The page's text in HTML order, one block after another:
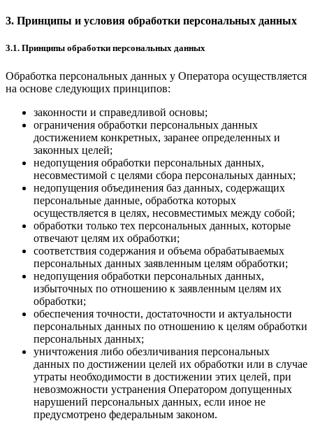
3. Принципы и условия обработки персональных данных
3.1. Принципы обработки персональных данных
Обработка персональных данных у Оператора осуществляется
на основе следующих принципов:
законности и справедливой основы;
ограничения обработки персональных данных
достижением конкретных, заранее определенных и
законных целей;
недопущения обработки персональных данных,
несовместимой с целями сбора персональных данных;
недопущения объединения баз данных, содержащих
персональные данные, обработка которых
осуществляется в целях, несовместимых между собой;
обработки только тех персональных данных, которые
отвечают целям их обработки;
соответствия содержания и объема обрабатываемых
персональных данных заявленным целям обработки;
недопущения обработки персональных данных,
избыточных по отношению к заявленным целям их
обработки;
обеспечения точности, достаточности и актуальности
персональных данных по отношению к целям обработки
персональных данных;
уничтожения либо обезличивания персональных
данных по достижении целей их обработки или в случае
утраты необходимости в достижении этих целей, при
невозможности устранения Оператором допущенных
нарушений персональных данных, если иное не
предусмотрено федеральным законом.